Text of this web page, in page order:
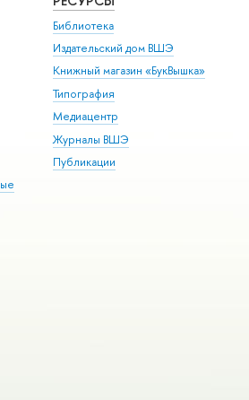
Библиотека
Издательский дом ВШЭ
Книжный магазин «БукВышка»
Типография
Медиацентр
Журналы ВШЭ
Публикации